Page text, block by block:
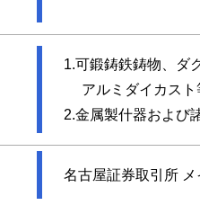
1.可鍛鋳鉄鋳物、ダ
アルミダイカスト
2.金属製什器および
名古屋証券取引所